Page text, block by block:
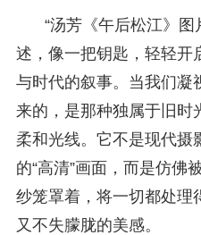
“汤芳《午后松江》图
述，像一把钥匙，轻轻开
与时代的叙事。当我们凝
来的，是那种独属于旧时
柔和光线。它不是现代摄
的“高清”画面，而是仿佛
纱笼罩着，将一切都处理
又不失朦胧的美感。